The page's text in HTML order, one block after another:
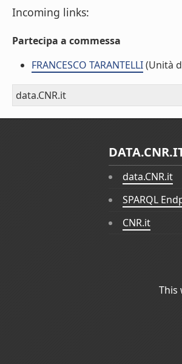
Incoming links:
Partecipa a commessa
FRANCESCO TARANTELLI(Unità
data.CNR.it
data.CNR.it
SPARQL
CNR.it
This